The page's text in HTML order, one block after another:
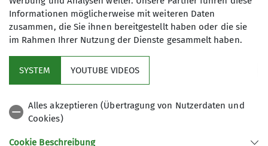
„Wir, die 6-10-jährigen, zählen als
Murmeltiere beim DAV."
Mitgliedschaft
Links
Informationen möglicherweise mit weiteren Daten
zusammen, die Sie ihnen bereitgestellt haben oder die sie
im Rahmen Ihrer Nutzung der Dienste gesammelt haben.
SYSTEM YOUTUBE VIDEOS
Alles akzeptieren (Übertragung von Nutzerdaten und
Cookies)
Cookie Beschreibung